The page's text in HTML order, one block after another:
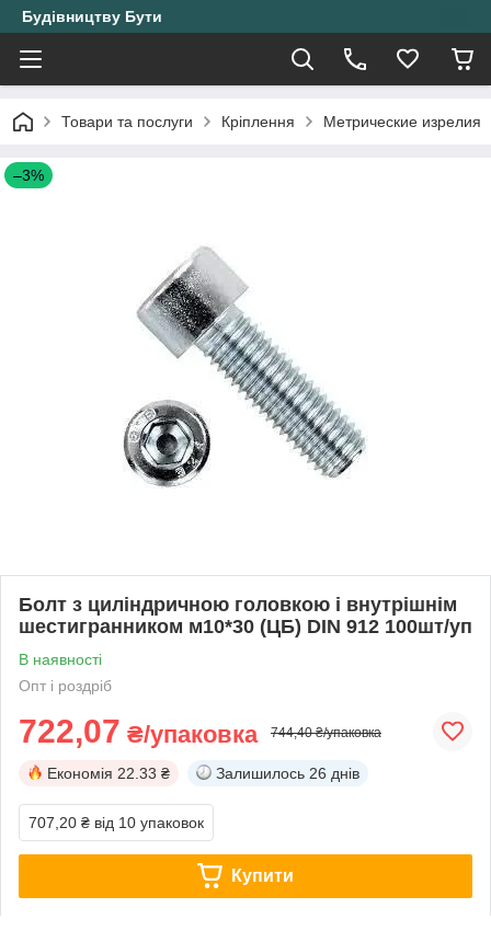
Будівництву Бути
Товари та послуги Кріплення Метрические изрелия
–3%
Болт з циліндричною головкою і внутрішнім
шестигранником м10*30 (ЦБ) DIN 912 100шт/уп
В наявності
Опт і роздріб
722,07 ₴/упаковка 744,40 ₴/упаковка
Економія 22.33 ₴ Залишилось 26 днів
707,20 ₴ від 10 упаковок
Купити